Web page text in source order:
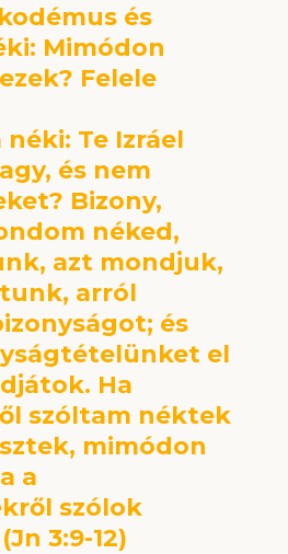
és
Mimódon
Felele
Te Izráel
és nem
Bizony,
néked,
azt mondjuk,
arról
és
el
Ha
szóltam néktek
mimódon
a
szólok
3:9-12)